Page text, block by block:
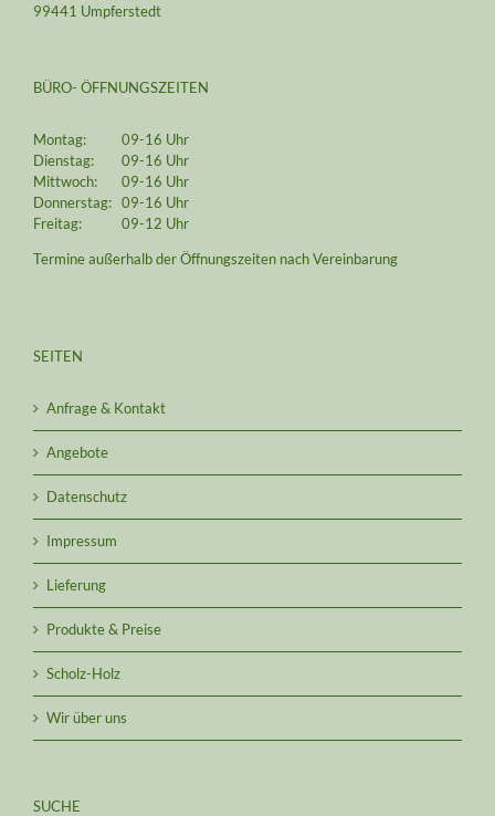
99441 Umpferstedt
BÜRO- ÖFFNUNGSZEITEN
Montag:
09-16 Uhr
Dienstag:
09-16 Uhr
Mittwoch:
09-16 Uhr
Donnerstag: 09-16 Uhr
Freitag:
09-12 Uhr
Termine außerhalb der Öffnungszeiten nach Vereinbarung
SEITEN
Anfrage & Kontakt
Angebote
Datenschutz
Impressum
Lieferung
Produkte & Preise
Scholz-Holz
Wir über uns
SUCHE